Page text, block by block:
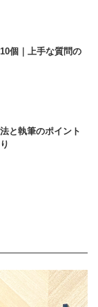
個｜上手な質問の
と執筆のポイント